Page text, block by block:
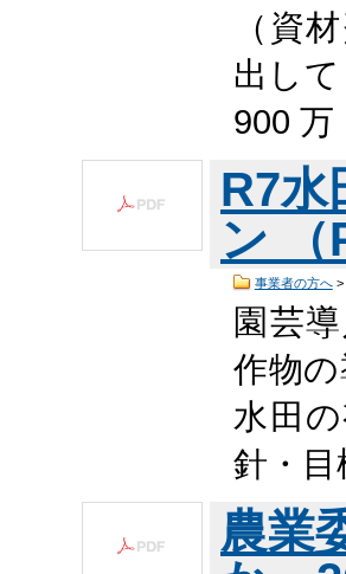
（資
出し
900
R7水
ン
事業者の方へ>
園芸
作物
水田
針・
農業